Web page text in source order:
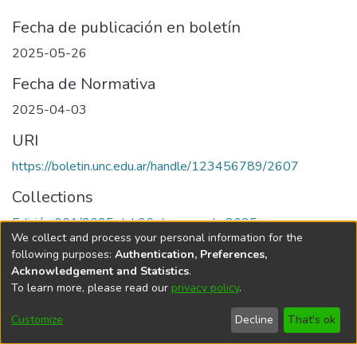
Fecha de publicación en boletín
2025-05-26
Fecha de Normativa
2025-04-03
URI
https://boletin.unc.edu.ar/handle/123456789/2607
Collections
Edición 001/2025 del 26 de mayo de 2025
Universidad Nacional de Córdoba
We collect and process your personal information for the
following purposes: Authentication, Preferences,
Acknowledgement and Statistics.
To learn more, please read our privacy policy.
Customize Decline That's ok